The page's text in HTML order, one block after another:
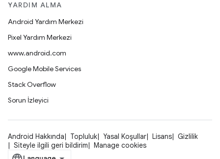
YARDIM ALMA
Android Yardım Merkezi
Pixel Yardım Merkezi
www.android.com
Google Mobile Services
Stack Overflow
Sorun İzleyici
Android Hakkında Topluluk Yasal Koşullar Lisans
Gizlilik
Siteyle ilgili geri bildirim
Manage cookies